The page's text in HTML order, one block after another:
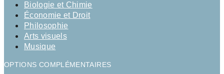
Biologie et Chimie
Économie et Droit
Philosophie
Arts visuels
Musique
OPTIONS COMPLÉMENTAIRES